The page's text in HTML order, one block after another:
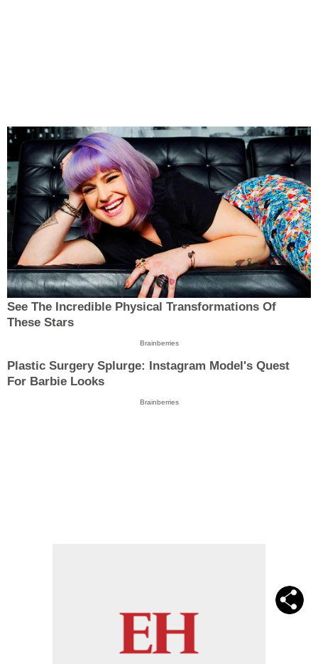
See The Incredible Physical Transformations Of
These Stars
Brainberries
Plastic Surgery Splurge: Instagram Model's Quest
For Barbie Looks
Brainberries